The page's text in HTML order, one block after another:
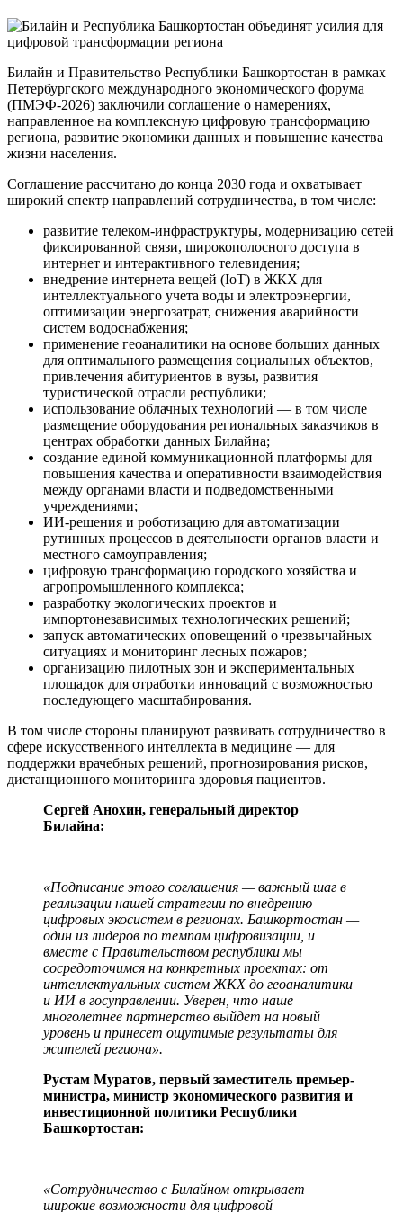
Билайн и Правительство Республики Башкортостан в рамках
Петербургского международного экономического форума
(ПМЭФ-2026) заключили соглашение о намерениях,
направленное на комплексную цифровую трансформацию
региона, развитие экономики данных и повышение качества
жизни населения.
Соглашение рассчитано до конца 2030 года и охватывает
широкий спектр направлений сотрудничества, в том числе:
развитие телеком-инфраструктуры, модернизацию сетей
фиксированной связи, широкополосного доступа в
интернет и интерактивного телевидения;
внедрение интернета вещей (IoT) в ЖКХ для
интеллектуального учета воды и электроэнергии,
оптимизации энергозатрат, снижения аварийности
систем водоснабжения;
применение геоаналитики на основе больших данных
для оптимального размещения социальных объектов,
привлечения абитуриентов в вузы, развития
туристической отрасли республики;
использование облачных технологий — в том числе
размещение оборудования региональных заказчиков в
центрах обработки данных Билайна;
создание единой коммуникационной платформы для
повышения качества и оперативности взаимодействия
между органами власти и подведомственными
учреждениями;
ИИ-решения и роботизацию для автоматизации
рутинных процессов в деятельности органов власти и
местного самоуправления;
цифровую трансформацию городского хозяйства и
агропромышленного комплекса;
разработку экологических проектов и
импортонезависимых технологических решений;
запуск автоматических оповещений о чрезвычайных
ситуациях и мониторинг лесных пожаров;
организацию пилотных зон и экспериментальных
площадок для отработки инноваций с возможностью
последующего масштабирования.
В том числе стороны планируют развивать сотрудничество в
сфере искусственного интеллекта в медицине — для
поддержки врачебных решений, прогнозирования рисков,
дистанционного мониторинга здоровья пациентов.
Сергей Анохин, генеральный директор
Билайна:
«Подписание этого соглашения — важный шаг в
реализации нашей стратегии по внедрению
цифровых экосистем в регионах. Башкортостан —
один из лидеров по темпам цифровизации, и
вместе с Правительством республики мы
сосредоточимся на конкретных проектах: от
интеллектуальных систем ЖКХ до геоаналитики
и ИИ в госуправлении. Уверен, что наше
многолетнее партнерство выйдет на новый
уровень и принесет ощутимые результаты для
жителей региона».
Рустам Муратов, первый заместитель премьер-
министра, министр экономического развития и
инвестиционной политики Республики
Башкортостан:
«Сотрудничество с Билайном открывает
широкие возможности для цифровой